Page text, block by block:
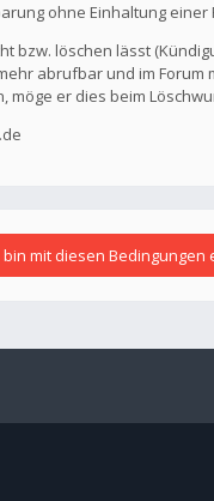
ohne Einhaltung einer
bzw. löschen lässt
abrufbar und im
er dies beim